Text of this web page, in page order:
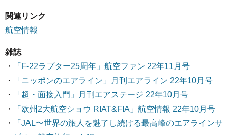
関連リンク
航空情報
雑誌
・
「F-22ラプター25周年」航空ファン 22年11月号
・
「ニッポンのエアライン」月刊エアライン 22年10月号
・
「超・面接入門」月刊エアステージ 22年10月号
・
「欧州2大航空ショウ RIAT&FIA」航空情報 22年10月号
・
「JAL〜世界の旅人を魅了し続ける最高峰のエアラインサ